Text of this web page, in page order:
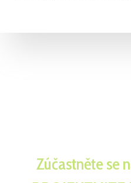
Zúčastněte se